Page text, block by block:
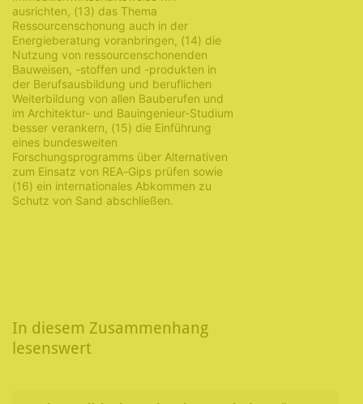
ausrichten, (13) das Thema
Ressourcenschonung auch in der
Energieberatung voranbringen, (14) die
Nutzung von ressourcenschonenden
Bauweisen, -stoffen und -produkten in
der Berufsausbildung und beruflichen
Weiterbildung von allen Bauberufen und
im Architektur- und Bauingenieur-Studium
besser verankern, (15) die Einführung
eines bundesweiten
Forschungsprogramms über Alternativen
zum Einsatz von REA-Gips prüfen sowie
(16) ein internationales Abkommen zu
Schutz von Sand abschließen.
In diesem Zusammenhang
lesenswert